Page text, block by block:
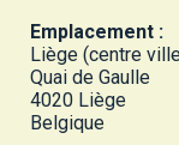
Emplacement :
Liège (centre
Quai de Gaulle
4020 Liège
Belgique